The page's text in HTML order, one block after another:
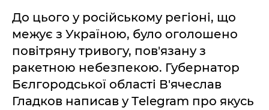
До цього у російському регіоні, що
межує з Україною, було оголошено
повітряну тривогу, пов'язану з
ракетною небезпекою. Губернатор
Бєлгородської області В'ячеслав
Гладков написав у Тelegram про якусь